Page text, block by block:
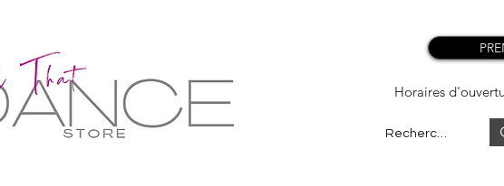
Horaires